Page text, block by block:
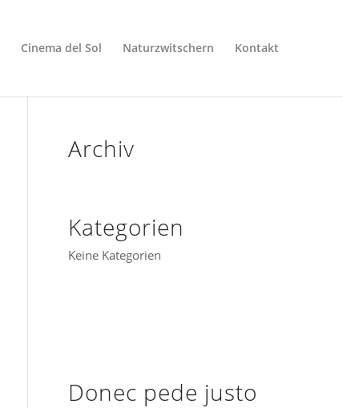
Cinema del Sol Naturzwitschern Kontakt
Archiv
Kategorien
Keine Kategorien
Donec pede justo